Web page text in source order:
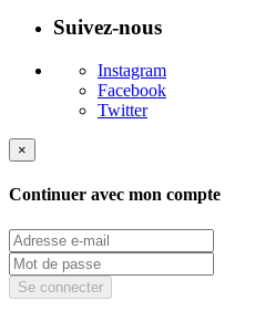
Suivez-nous
Instagram
Facebook
Twitter
×
Continuer avec mon compte
Se connecter